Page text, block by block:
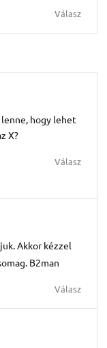
Válasz
hogy lehet
X?
Válasz
Akkor kézzel
B2man
Válasz